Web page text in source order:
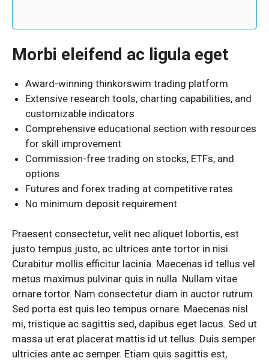
Morbi eleifend ac ligula eget
Award-winning thinkorswim trading platform
Extensive research tools, charting capabilities, and
customizable indicators
Comprehensive educational section with resources
for skill improvement
Commission-free trading on stocks, ETFs, and
options
Futures and forex trading at competitive rates
No minimum deposit requirement
Praesent consectetur, velit nec aliquet lobortis, est
justo tempus justo, ac ultrices ante tortor in nisi.
Curabitur mollis efficitur lacinia. Maecenas id tellus vel
metus maximus pulvinar quis in nulla. Nullam vitae
ornare tortor. Nam consectetur diam in auctor rutrum.
Sed porta est quis leo tempus ornare. Maecenas nisl
mi, tristique ac sagittis sed, dapibus eget lacus. Sed ut
massa ut erat placerat mattis id ut tellus. Duis semper
ultricies ante ac semper. Etiam quis sagittis est,